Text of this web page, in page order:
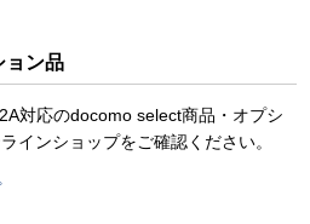
ン品
対応のdocomo select商品・オプシ
インショップをご確認ください。